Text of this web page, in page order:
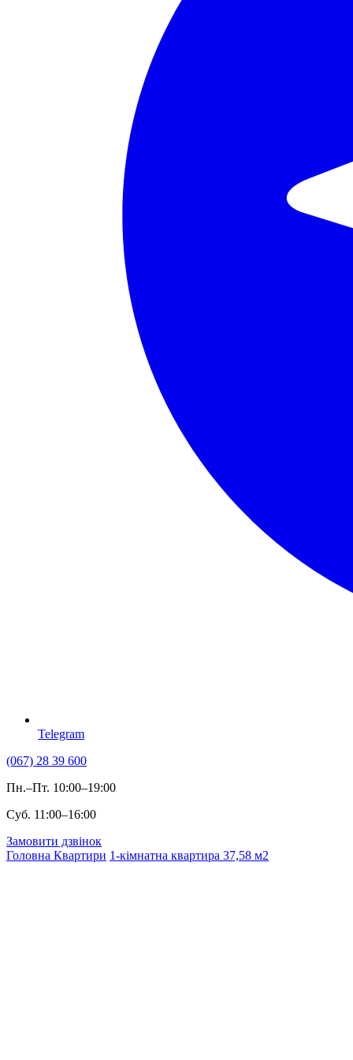
Telegram
(067) 28 39 600
Пн.–Пт. 10:00–19:00
Суб. 11:00–16:00
Замовити дзвінок
Головна Квартири 1-кімнатна квартира 37,58 м2